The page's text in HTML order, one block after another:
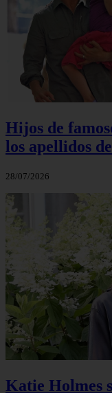
Hijos de
los apellidos
28/07/2026
Katie Holmes